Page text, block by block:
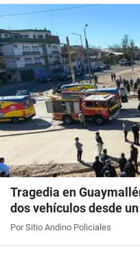
Tragedia en
dos vehículos desde
Por Sitio Andino Policiales